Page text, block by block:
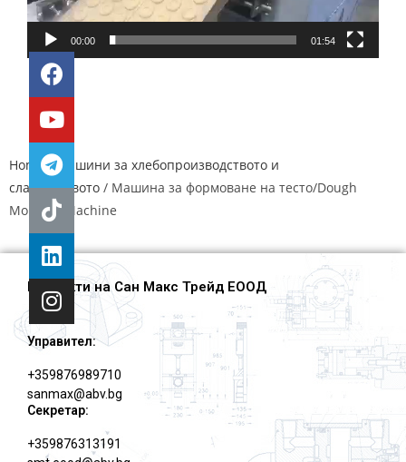
00:00 01:54
Home/Машини за хлебопроизводството и
сладкарството / Машина за формоване на тесто/Dough
Moulder Machine
Контакти на Сан Макс Трейд ЕООД
Управител:
+359876989710
sanmax@abv.bg
Секретар:
+359876313191